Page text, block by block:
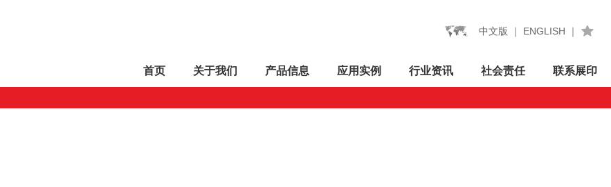
中文版 ｜ ENGLISH ｜
首页 关于我们 产品信息 应用实例 行业资讯 社会责任 联系展印